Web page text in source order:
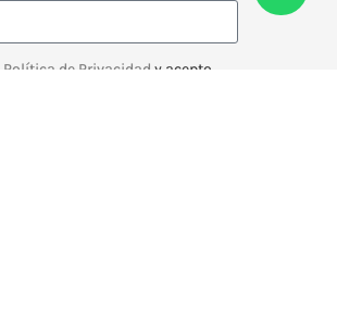
Política de Privacidad y acepto